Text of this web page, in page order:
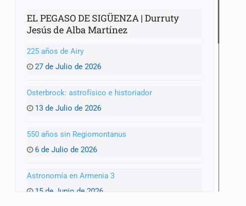
EL PEGASO DE SIGÜENZA | Durruty
Jesús de Alba Martínez
225 años de Airy
27 de Julio de 2026
Osterbrock: astrofísico e historiador
13 de Julio de 2026
550 años sin Regiomontanus
6 de Julio de 2026
Astronomía en Armenia 3
15 de Junio de 2026